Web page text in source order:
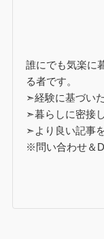
誰にでも気楽に
る者です。
➣経験に基づい
➣暮らしに密接
➣より良い記事
※問い合わせ＆